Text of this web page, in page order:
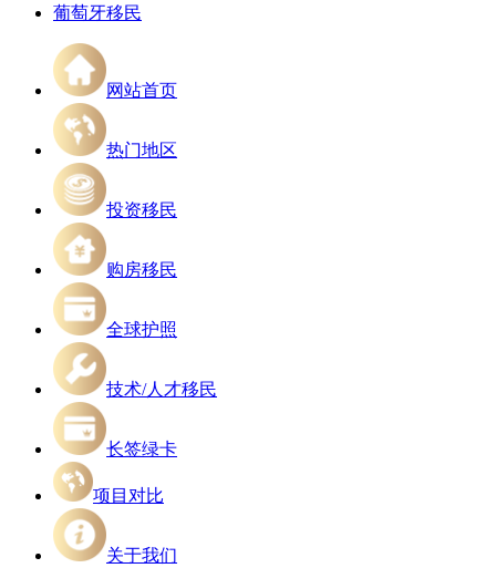
葡萄牙移民
网站首页
热门地区
投资移民
购房移民
全球护照
技术/人才移民
长签绿卡
项目对比
关于我们